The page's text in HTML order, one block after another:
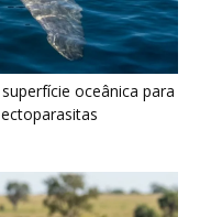
serpentes contra
nos campos